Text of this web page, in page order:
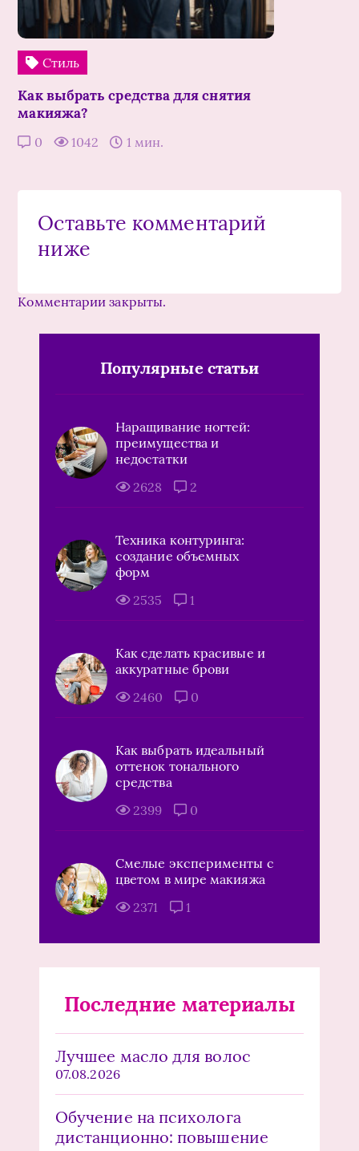
Стиль
Как выбрать средства для снятия
макияжа?
0 1042 1 мин.
Оставьте комментарий
ниже
Комментарии закрыты.
Популярные статьи
Наращивание ногтей:
преимущества и
недостатки
2628
2
Техника контуринга:
создание объемных
форм
2535
1
Как сделать красивые и
аккуратные брови
2460
0
Как выбрать идеальный
оттенок тонального
средства
2399
0
Смелые эксперименты с
цветом в мире макияжа
2371
1
Последние материалы
Лучшее масло для волос
07.08.2026
Обучение на психолога
дистанционно: повышение